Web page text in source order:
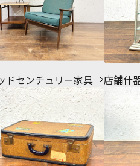
ドセンチュリー家具 店舗什